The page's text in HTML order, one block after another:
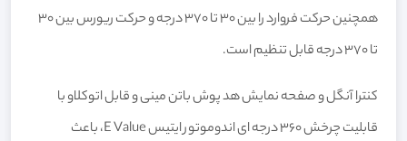
همچنین حرکت فروارد را بین 30 تا 370 درجه و حرکت ریورس بین 30
تا 370 درجه قابل تنظیم است.
کنترا آنگل و صفحه نمایش هد پوش باتن مینی و قابل اتوکلاو با
قابلیت چرخش 360 درجه ای اندوموتور ایتیس E Value، باعث